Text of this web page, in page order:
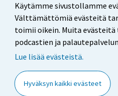
Käytämme sivustollamme
Välttämättömiä evästeitä
toimii oikein. Muita evästeitä
podcastien ja
Lue lisää evästeistä.
Hyväksyn kaikki evästeet
Palaute
Käyttöehdot
Saavutettavuus
Tietoa sivustosta